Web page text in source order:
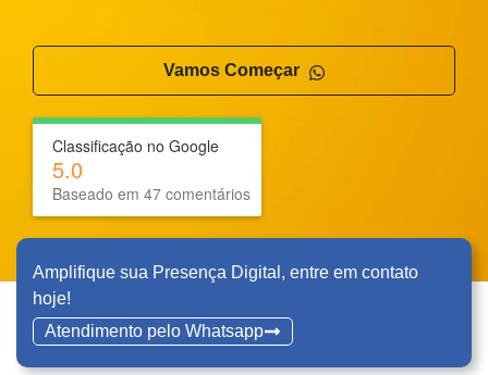
Vamos Começar
Classificação no Google
5.0
Baseado em 47 comentários
Amplifique sua Presença Digital, entre em contato
hoje!
Atendimento pelo Whatsapp
Tipo do Projeto
Criação de Site
Google ADS
Criação de Loja Virtual